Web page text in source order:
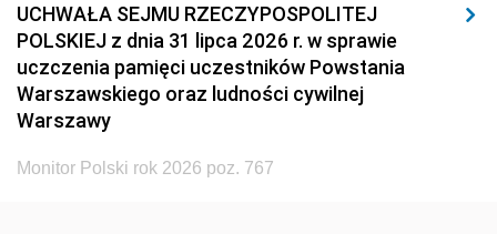
UCHWAŁA SEJMU RZECZYPOSPOLITEJ
POLSKIEJ z dnia 31 lipca 2026 r. w sprawie
uczczenia pamięci uczestników Powstania
Warszawskiego oraz ludności cywilnej
Warszawy
Monitor Polski rok 2026 poz. 767